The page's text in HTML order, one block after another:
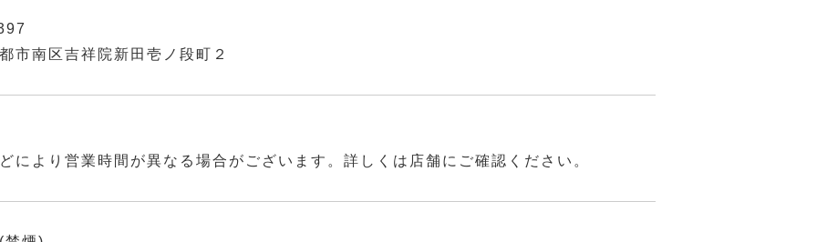
市南区吉祥院新田壱ノ段町２
により営業時間が異なる場合がございます。詳しくは店舗にご確認ください。